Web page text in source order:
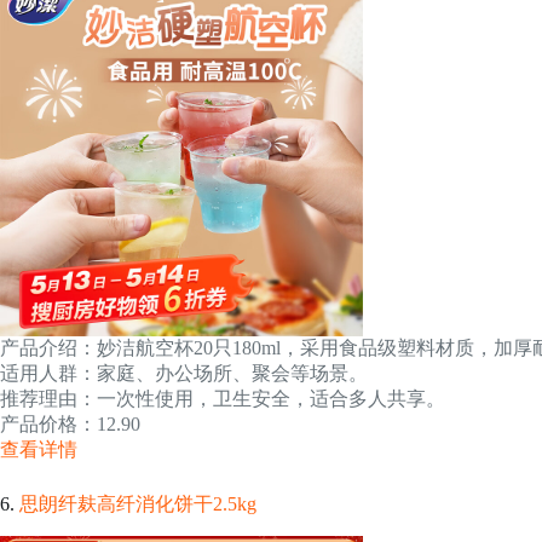
产品介绍：妙洁航空杯20只180ml，采用食品级塑料材质，加厚
适用人群：家庭、办公场所、聚会等场景。
推荐理由：一次性使用，卫生安全，适合多人共享。
产品价格：12.90
查看详情
6. 思朗纤麸高纤消化饼干2.5kg